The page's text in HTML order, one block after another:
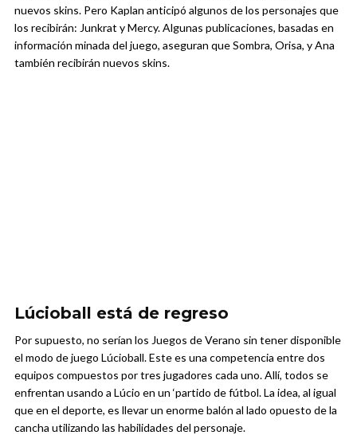
nuevos skins. Pero Kaplan anticipó algunos de los personajes que
los recibirán: Junkrat y Mercy. Algunas publicaciones, basadas en
información minada del juego, aseguran que Sombra, Orisa, y Ana
también recibirán nuevos skins.
Lúcioball está de regreso
Por supuesto, no serían los Juegos de Verano sin tener disponible
el modo de juego Lúcioball. Este es una competencia entre dos
equipos compuestos por tres jugadores cada uno. Allí, todos se
enfrentan usando a Lúcio en un ‘partido de fútbol. La idea, al igual
que en el deporte, es llevar un enorme balón al lado opuesto de la
cancha utilizando las habilidades del personaje.